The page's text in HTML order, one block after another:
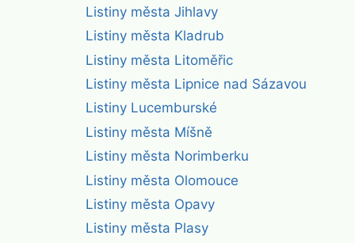
Listiny města Jihlavy
Listiny města Kladrub
Listiny města Litoměřic
Listiny města Lipnice nad Sázavou
Listiny Lucemburské
Listiny města Míšně
Listiny města Norimberku
Listiny města Olomouce
Listiny města Opavy
Listiny města Plasy